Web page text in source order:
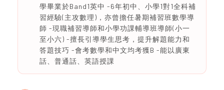
學畢業於Band1英中 -6年初中、小學1對1全科補
習經驗(主攻數理)，亦曾擔任暑期補習班數學導
師 -現職補習導師和小學功課輔導班導師(小一
至小六) -擅長引導學生思考，提升解題能力和
答題技巧 -會考數學和中文均考獲B -能以廣東
話、普通話、英語授課